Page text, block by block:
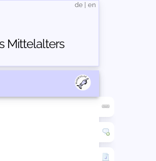
Mittelalters
de en